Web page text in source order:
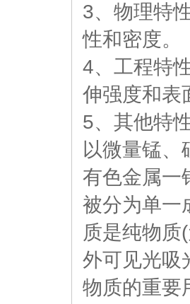
3、物理特
性和密度。
4、工程特
伸强度和表
5、其他特
以微量锰
有色金属一
被分为单一
质是纯物质
外可见光吸
物质的重要